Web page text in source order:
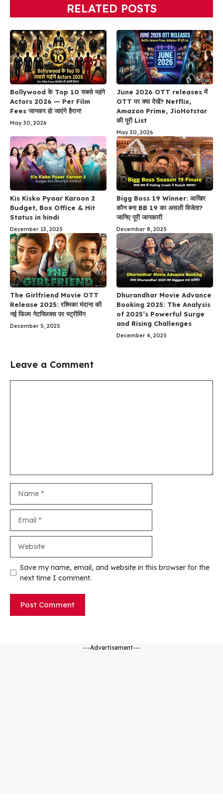
RELATED POSTS
Bollywood के Top 10 सबसे महंगे
Actors 2026 — Per Film
Fees जानकर हो जाएंगे हैरान!
May 30, 2026
June 2026 OTT releases में
OTT पर क्या देखें? Netflix,
Amazon Prime, JioHotstar
की पूरी List
May 30, 2026
Kis Kisko Pyaar Karoon 2
Budget, Box Office & Hit
Status in hindi
December 13, 2025
Bigg Boss 19 Winner: आखिर
कौन बना BB 19 का असली विजेता?
जानिए पूरी जानकारी
December 8, 2025
The Girlfriend Movie OTT
Release 2025: रश्मिका मंदाना की
नई फिल्म नेटफ्लिक्स पर स्ट्रीमिंग
December 5, 2025
Dhurandhar Movie Advance
Booking 2025: The Analysis
of 2025’s Powerful Surge
and Rising Challenges
December 4, 2025
Leave a Comment
Save my name, email, and website in this browser for the
next time I comment.
---Advertisement---